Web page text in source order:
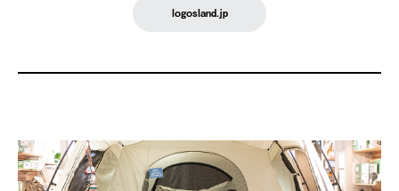
logosland.jp